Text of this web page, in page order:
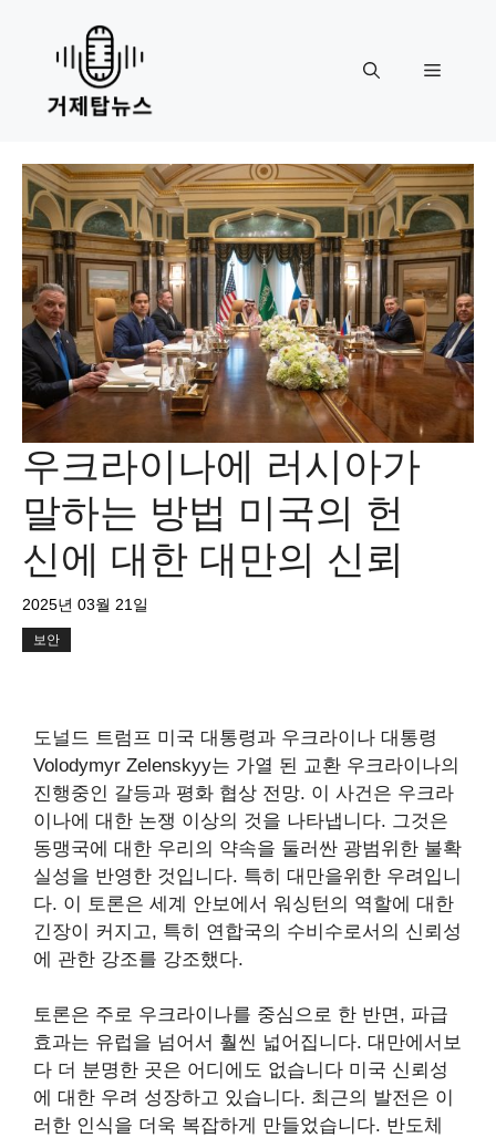
content
Menu
우크라이나에 러시아가
말하는 방법 미국의 헌
신에 대한 대만의 신뢰
2025년 03월 21일
보안
도널드 트럼프 미국 대통령과 우크라이나 대통령
Volodymyr Zelenskyy는 가열 된 교환 우크라이나의
진행중인 갈등과 평화 협상 전망. 이 사건은 우크라
이나에 대한 논쟁 이상의 것을 나타냅니다. 그것은
동맹국에 대한 우리의 약속을 둘러싼 광범위한 불확
실성을 반영한 것입니다. 특히 대만을위한 우려입니
다. 이 토론은 세계 안보에서 워싱턴의 역할에 대한
긴장이 커지고, 특히 연합국의 수비수로서의 신뢰성
에 관한 강조를 강조했다.
토론은 주로 우크라이나를 중심으로 한 반면, 파급
효과는 유럽을 넘어서 훨씬 넓어집니다. 대만에서보
다 더 분명한 곳은 어디에도 없습니다 미국 신뢰성
에 대한 우려 성장하고 있습니다. 최근의 발전은 이
러한 인식을 더욱 복잡하게 만들었습니다. 반도체